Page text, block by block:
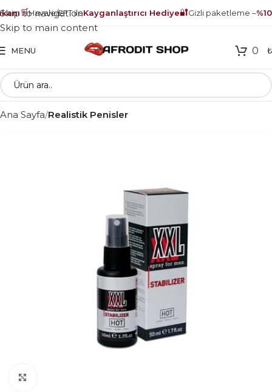
🛒Havale/EFT ileKayganlaştırıcı Hediye🔐Gizli paketleme –
Skip to navigation
Skip to main content
MENU 0 ₺
Ana Sayfa Realistik Penisler